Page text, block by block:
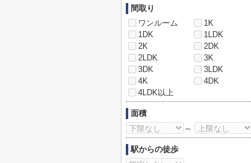
間取り
ワンルーム
1K
1DK
1LDK
2K
2DK
2LDK
3K
3DK
3LDK
4K
4DK
4LDK以上
面積
～
駅からの徒歩